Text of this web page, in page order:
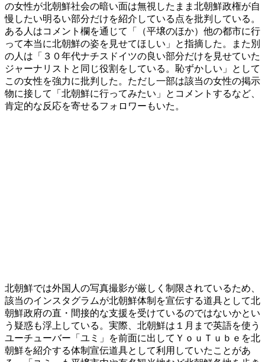
の女性が北朝鮮社会の暗い面は無視したまま北朝鮮政権が自
慢したい明るい部分だけを紹介している点を批判している。
ある人はコメント欄を通じて「（平壌のほか）他の都市に行
って本当に北朝鮮の姿を見せてほしい」と指摘した。また別
の人は「３０年代ナチスドイツの良い部分だけを見せていた
ジャーナリストと同じ役割をしている。恥ずかしい」として
この女性を強力に批判した。ただし一部は該当の女性の掲示
物に接して「北朝鮮に行ってみたい」とコメントするなど、
肯定的な反応を寄せるフォロワーもいた。
北朝鮮では外国人の写真撮影が厳しく制限されているため、
該当のインスタグラムが北朝鮮体制を宣伝する道具として北
朝鮮政府の直・間接的な支援を受けているのではないかとい
う疑惑も浮上している。実際、北朝鮮は１月まで英語を使う
ユーチューバー「ユミ」を前面に出してＹｏｕＴｕｂｅを北
朝鮮を紹介する体制宣伝道具として利用していたことがあ